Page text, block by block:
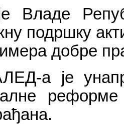
Владе
подршку
добре
а је